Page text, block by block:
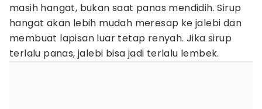
masih hangat, bukan saat panas mendidih. Sirup
hangat akan lebih mudah meresap ke jalebi dan
membuat lapisan luar tetap renyah. Jika sirup
terlalu panas, jalebi bisa jadi terlalu lembek.